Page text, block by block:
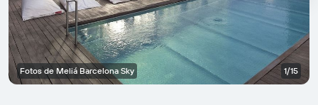
Fotos de Meliá Barcelona Sky 1/15